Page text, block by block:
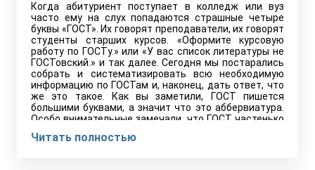
Когда абитуриент поступает в колледж или вуз
часто ему на слух попадаются страшные четыре
буквы «ГОСТ». Их говорят преподаватели, их говорят
студенты старших курсов. «Оформите курсовую
работу по ГОСТу.» или «У вас список литературы не
ГОСТовский.» и так далее. Сегодня мы постарались
собрать и систематизировать всю необходимую
информацию по ГОСТам и, наконец, дать ответ, что
же это такое. Как вы заметили, ГОСТ пишется
большими буквами, а значит что это аббервиатура.
Особо внимательные замечали, что ГОСТ частенько
значит?
Читать полностью